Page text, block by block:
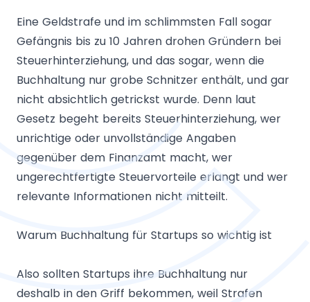
Eine Geldstrafe und im schlimmsten Fall sogar
Gefängnis bis zu 10 Jahren drohen Gründern bei
Steuerhinterziehung, und das sogar, wenn die
Buchhaltung nur grobe Schnitzer enthält, und gar
nicht absichtlich getrickst wurde. Denn laut
Gesetz begeht bereits Steuerhinterziehung, wer
unrichtige oder unvollständige Angaben
gegenüber dem Finanzamt macht, wer
ungerechtfertigte Steuervorteile erlangt und wer
relevante Informationen nicht mitteilt.
Warum Buchhaltung für Startups so wichtig ist
Also sollten Startups ihre Buchhaltung nur
deshalb in den Griff bekommen, weil Strafen